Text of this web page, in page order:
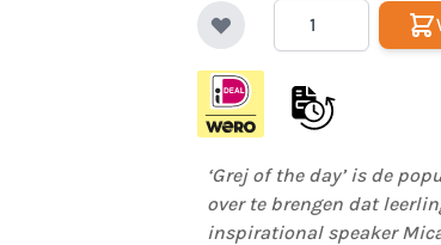
‘Grej of the day’ is de
over te brengen dat
inspirational speaker